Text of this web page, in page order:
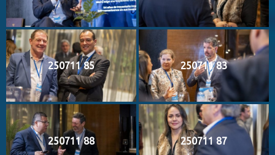
250711 85 250711 83
250711 88 250711 87